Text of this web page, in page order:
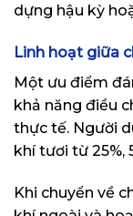
dựng hậu kỳ
Linh hoạt giữa
Một ưu điểm
khả năng điều
thực tế. Người
khí tươi từ 25%,
Khi chuyển về